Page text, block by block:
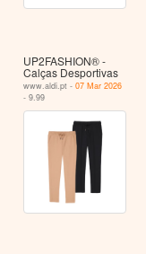
UP2FASHION® -
Calças Desportivas
www.aldi.pt -07 Mar 2026
- 9.99